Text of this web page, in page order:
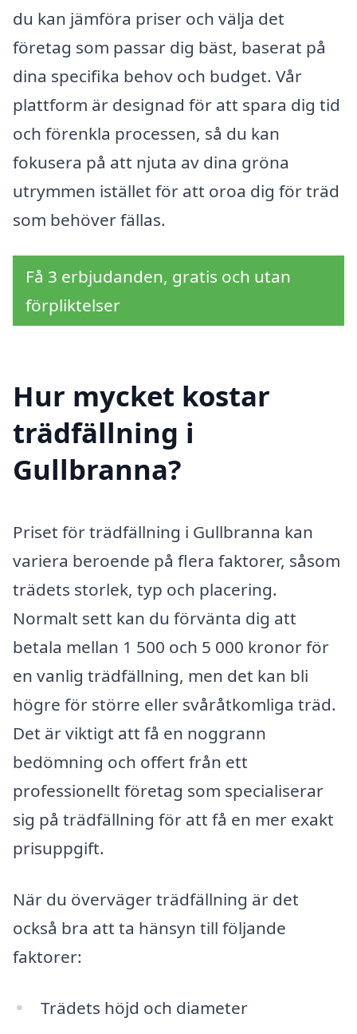
du kan jämföra priser och välja det
företag som passar dig bäst, baserat på
dina specifika behov och budget. Vår
plattform är designad för att spara dig tid
och förenkla processen, så du kan
fokusera på att njuta av dina gröna
utrymmen istället för att oroa dig för träd
som behöver fällas.
Få 3 erbjudanden, gratis och utan
förpliktelser
Hur mycket kostar
trädfällning i
Gullbranna?
Priset för trädfällning i Gullbranna kan
variera beroende på flera faktorer, såsom
trädets storlek, typ och placering.
Normalt sett kan du förvänta dig att
betala mellan 1 500 och 5 000 kronor för
en vanlig trädfällning, men det kan bli
högre för större eller svåråtkomliga träd.
Det är viktigt att få en noggrann
bedömning och offert från ett
professionellt företag som specialiserar
sig på trädfällning för att få en mer exakt
prisuppgift.
När du överväger trädfällning är det
också bra att ta hänsyn till följande
faktorer:
Trädets höjd och diameter